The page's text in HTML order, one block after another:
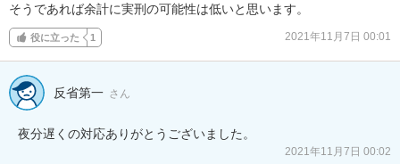
そうであれば余計に実刑の可能性は低いと思います。
役に立った 1 2021年11月7日 00:01
反省第一 さん
夜分遅くの対応ありがとうございました。
2021年11月7日 00:02